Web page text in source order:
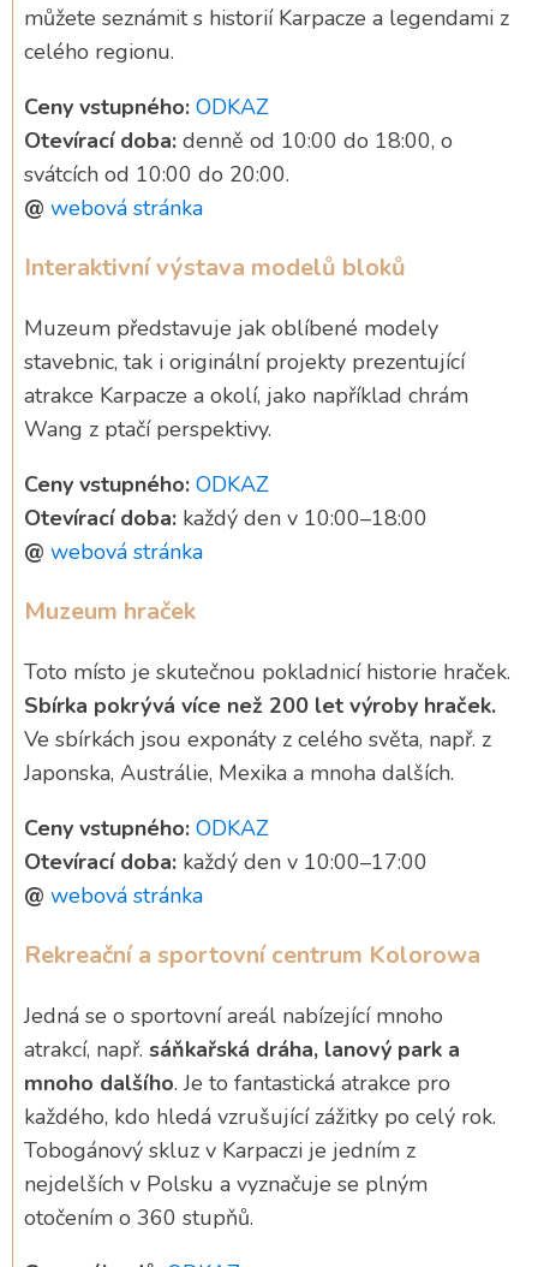
můžete seznámit s historií Karpacze a legendami z
celého regionu.
Ceny vstupného: ODKAZ
Otevírací doba: denně od 10:00 do 18:00, o
svátcích od 10:00 do 20:00.
@ webová stránka
Interaktivní výstava modelů bloků
Muzeum představuje jak oblíbené modely
stavebnic, tak i originální projekty prezentující
atrakce Karpacze a okolí, jako například chrám
Wang z ptačí perspektivy.
Ceny vstupného: ODKAZ
Otevírací doba: každý den v 10:00–18:00
@ webová stránka
Muzeum hraček
Toto místo je skutečnou pokladnicí historie hraček.
Sbírka pokrývá více než 200 let výroby hraček.
Ve sbírkách jsou exponáty z celého světa, např. z
Japonska, Austrálie, Mexika a mnoha dalších.
Ceny vstupného: ODKAZ
Otevírací doba: každý den v 10:00–17:00
@ webová stránka
Rekreační a sportovní centrum Kolorowa
Jedná se o sportovní areál nabízející mnoho
atrakcí, např. sáňkařská dráha, lanový park a
mnoho dalšího. Je to fantastická atrakce pro
každého, kdo hledá vzrušující zážitky po celý rok.
Tobogánový skluz v Karpaczi je jedním z
nejdelších v Polsku a vyznačuje se plným
otočením o 360 stupňů.